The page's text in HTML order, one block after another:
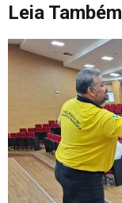
Leia Também